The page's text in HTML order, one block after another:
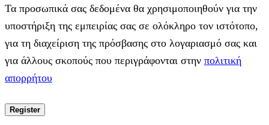
Τα προσωπικά σας δεδομένα θα χρησιμοποιηθούν για την
υποστήριξη της εμπειρίας σας σε ολόκληρο τον ιστότοπο,
για τη διαχείριση της πρόσβασης στο λογαριασμό σας και
για άλλους σκοπούς που περιγράφονται στην πολιτική
απορρήτου
Register